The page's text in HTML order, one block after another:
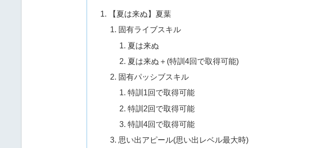
【夏は来ぬ】夏葉
固有ライブスキル
夏は来ぬ
夏は来ぬ＋(特訓4回で取得可能)
固有パッシブスキル
特訓1回で取得可能
特訓2回で取得可能
特訓4回で取得可能
思い出アピール(思い出レベル最大時)